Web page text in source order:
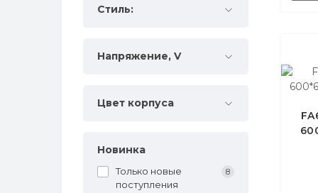
Стиль:
Напряжение, V
Цвет корпуса
Новинка
Только новые
поступления
8